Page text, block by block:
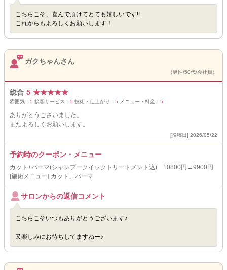
こちらこそ、喜んで頂けてとても嬉しいです!!
これからもよろしくお願いします！
ガクちゃんさん
（男性/50代/会社員）
総合 5 ★★★★★
雰囲気： 5 接客サービス： 5 技術・仕上がり： 5 メニュー・料金： 5
ありがとうございました。
またよろしくお願いします。
[投稿日] 2026/05/22
予約時のクーポン・メニュー
カット+パーマ(シャンプークイックトリートメント込) 10800円→9900円
[施術メニュー] カット、パーマ
サロンからの返信コメント
こちらこそいつもありがとうございます♪
又楽しみにお待ちしてますねー♪